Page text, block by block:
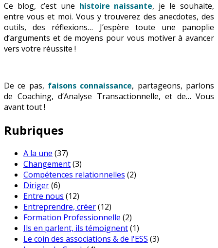
Ce blog, c’est une histoire naissante, je le souhaite,
entre vous et moi. Vous y trouverez des anecdotes, des
outils, des réflexions… J’espère toute une panoplie
d’arguments et de moyens pour vous motiver à avancer
vers votre réussite !
De ce pas, faisons connaissance, partageons, parlons
de Coaching, d’Analyse Transactionnelle, et de… Vous
avant tout !
Rubriques
A la une (37)
Changement(3)
Compétences relationnelles (2)
Diriger(6)
Entre nous (12)
Entreprendre, créer(12)
Formation Professionnelle (2)
Ils en parlent, ils témoignent(1)
Le coin des associations & de l'ESS (3)